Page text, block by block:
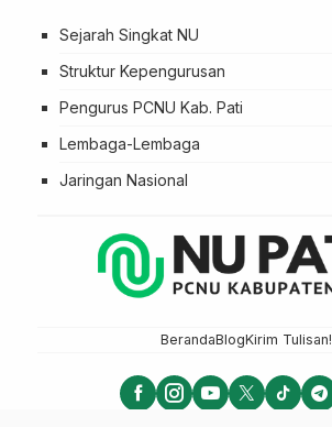
Sejarah Singkat NU
Struktur Kepengurusan
Pengurus PCNU Kab. Pati
Lembaga-Lembaga
Jaringan Nasional
BerandaBlogKirim Tulisan!